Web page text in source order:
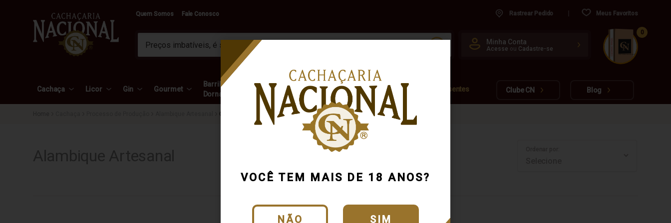
VOCÊ TEM MAIS DE 18 ANOS?
NÃO SIM
Quem Somos Fale Conosco Rastrear Pedido Meus Favoritos
Minha Conta
Acesse ou Cadastre-se
www.cachacarianacional.com.br
CUIDADO FRÁGIL
0
Cachaça Licor Gin Gourmet
Barril e
Dorna
Acessórios
Outras
Bebidas
Marcas Presentes Clube CN Blog
Coraçao de alambique